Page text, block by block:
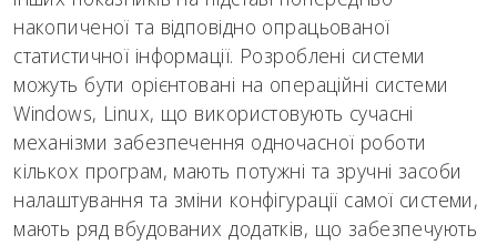
накопиченої та відповідно опрацьованої
статистичної інформації. Розроблені системи
можуть бути орієнтовані на операційні системи
Windows, Linux, що використовують сучасні
механізми забезпечення одночасної роботи
кількох програм, мають потужні та зручні засоби
налаштування та зміни конфігурації самої системи,
мають ряд вбудованих додатків, що забезпечують